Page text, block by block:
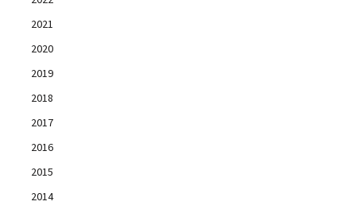
Kontakti
2021
2020
2019
2018
2017
2016
2015
2014